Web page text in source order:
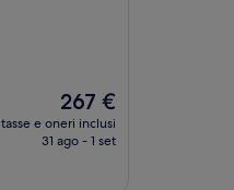
Il
prezzo
attuale
267 €
tasse e oneri inclusi
31 ago - 1 set